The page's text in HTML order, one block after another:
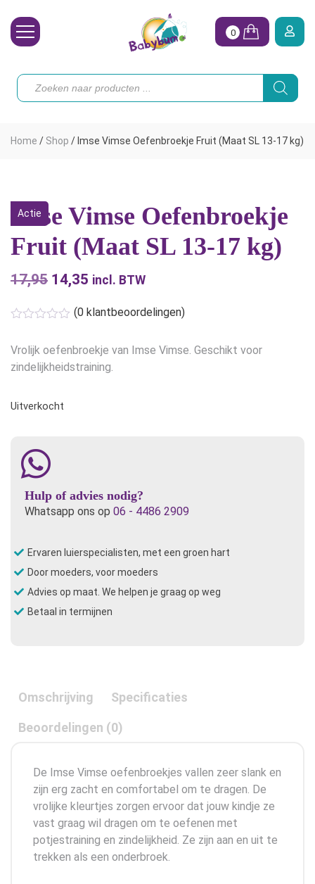
Toebehoren
Onze merken
Hoe begin ik?
0
Producten
zoeken
Home / Shop / Imse Vimse Oefenbroekje Fruit (Maat SL 13-17 kg)
Actie
Imse Vimse Oefenbroekje
Fruit (Maat SL 13-17 kg)
17,95 Oorspronkelijke
was:
€17,95.
14,35 Huidige
€14,35.
incl. BTW
(0 klantbeoordelingen)
Vrolijk oefenbroekje van Imse Vimse. Geschikt voor
zindelijkheidstraining.
Uitverkocht
Hulp of advies nodig?
Whatsapp ons op 06 - 4486 2909
Ervaren luierspecialisten, met een groen hart
Door moeders, voor moeders
Advies op maat. We helpen je graag op weg
Betaal in termijnen
Omschrijving Specificaties
Beoordelingen (0)
De Imse Vimse oefenbroekjes vallen zeer slank en
zijn erg zacht en comfortabel om te dragen. De
vrolijke kleurtjes zorgen ervoor dat jouw kindje ze
vast graag wil dragen om te oefenen met
potjestraining en zindelijkheid. Ze zijn aan en uit te
trekken als een onderbroek.